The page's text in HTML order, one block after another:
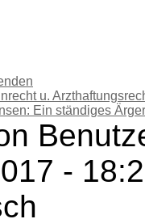
-